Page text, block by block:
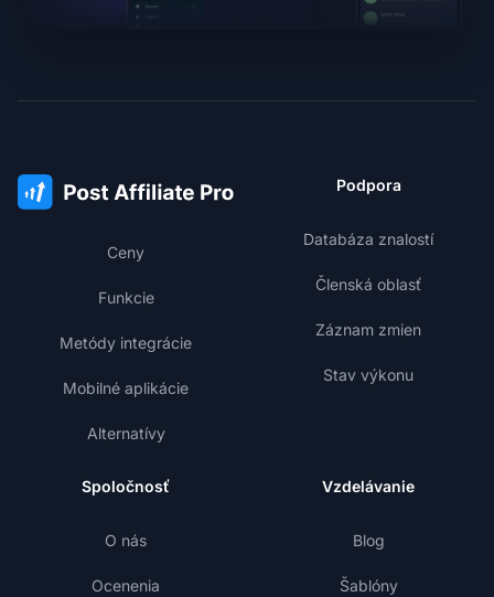
Ceny
Funkcie
Metódy integrácie
Mobilné aplikácie
Alternatívy
Podpora
Databáza znalostí
Členská oblasť
Záznam zmien
Stav výkonu
Spoločnosť
O nás
Ocenenia
Vzdelávanie
Blog
Šablóny